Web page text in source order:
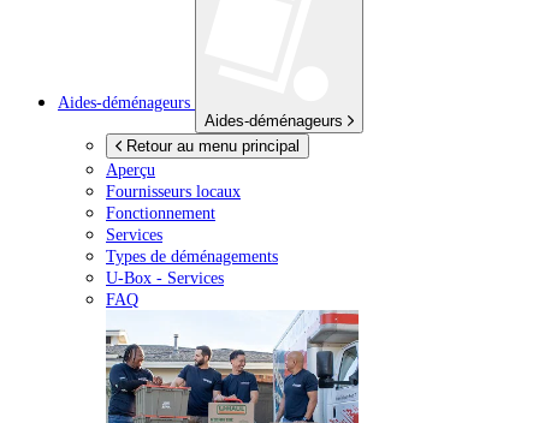
Aides-déménageurs
Aides-déménageurs
Retour au menu principal
Aperçu
Fournisseurs locaux
Fonctionnement
Services
Types de déménagements
U-Box - Services
FAQ